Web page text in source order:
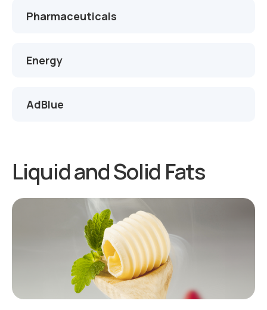
Pharmaceuticals
Energy
AdBlue
Liquid and Solid Fats